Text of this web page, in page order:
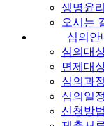
생명윤
오시는
심의안
심의대
면제대
심의과정
심의일정
신청방법